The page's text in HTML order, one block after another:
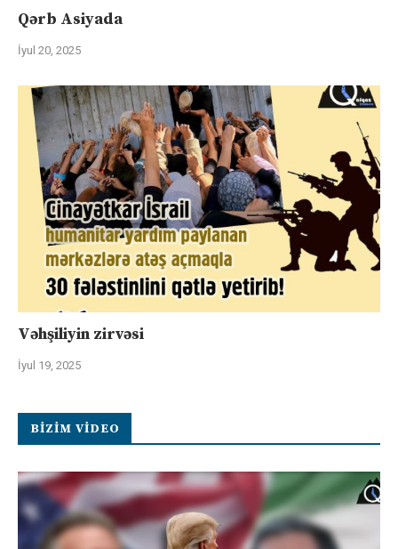
Qərb Asiyada
İyul 20, 2025
Vəhşiliyin zirvəsi
İyul 19, 2025
BIZIM VIDEO